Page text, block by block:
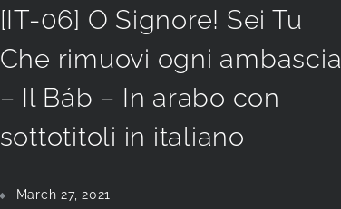
[IT-06] O Signore! Sei Tu
Che rimuovi ogni ambascia
– Il Báb – In arabo con
sottotitoli in italiano
March 27, 2021